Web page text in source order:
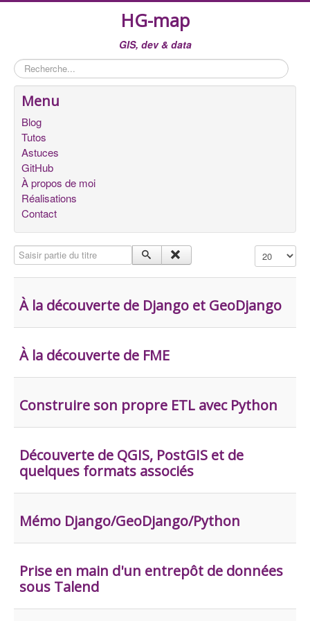
HG-map
GIS, dev & data
Rechercher
Menu
Blog
Tutos
Astuces
GitHub
À propos de moi
Réalisations
Contact
Saisir partie du titre Affichage #
À la découverte de Django et GeoDjango
À la découverte de FME
Construire son propre ETL avec Python
Découverte de QGIS, PostGIS et de
quelques formats associés
Mémo Django/GeoDjango/Python
Prise en main d'un entrepôt de données
sous Talend